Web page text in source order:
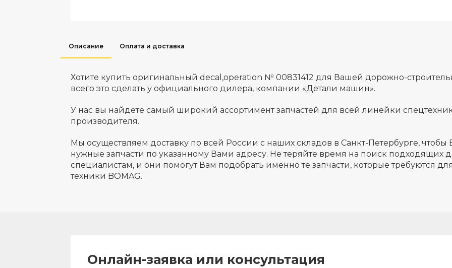
Описание Оплата и доставка
Хотите купить оригинальный decal,operation № 00831412 для Вашей дорожно-
всего это сделать у официального дилера, компании «Детали машин».
У нас вы найдете самый широкий ассортимент запчастей для всей линейки
производителя.
Мы осуществляем доставку по всей России с наших складов в Санкт-Петербурге, чтобы
нужные запчасти по указанному Вами адресу. Не теряйте время на поиск подходящих
специалистам, и они помогут Вам подобрать именно те запчасти, которые требуются
техники BOMAG.
Онлайн-заявка или консультация